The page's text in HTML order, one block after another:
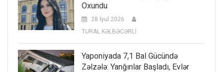
Oxundu
28 İyul 2026
TURAL KƏLBƏCƏRLİ
Yaponiyada 7,1 Bal Gücündə
Zəlzələ: Yanğınlar Başladı, Evlər